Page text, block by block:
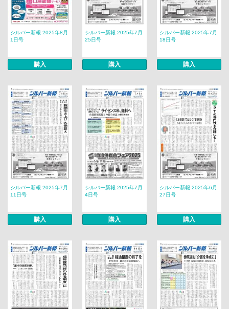
シルバー新報 2025年8月
1日号
購入
シルバー新報 2025年7月
25日号
購入
シルバー新報 2025年7月
18日号
購入
シルバー新報 2025年7月
11日号
購入
シルバー新報 2025年7月
4日号
購入
シルバー新報 2025年6月
27日号
購入